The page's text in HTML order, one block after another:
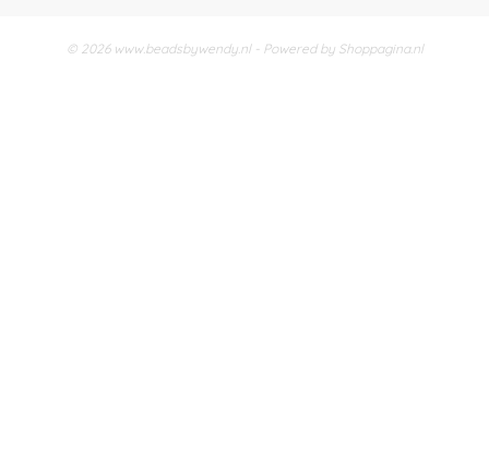
© 2026 www.beadsbywendy.nl - Powered by Shoppagina.nl